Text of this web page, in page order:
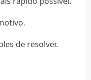
de resolver.